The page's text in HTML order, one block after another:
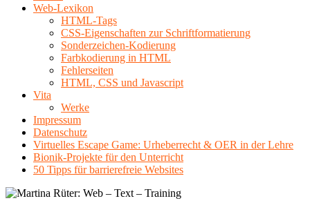
Web-Lexikon
HTML-Tags
CSS-Eigenschaften zur Schriftformatierung
Sonderzeichen-Kodierung
Farbkodierung in HTML
Fehlerseiten
HTML, CSS und Javascript
Vita
Werke
Impressum
Datenschutz
Virtuelles Escape Game: Urheberrecht & OER in der Lehre
Bionik-Projekte für den Unterricht
50 Tipps für barrierefreie Websites